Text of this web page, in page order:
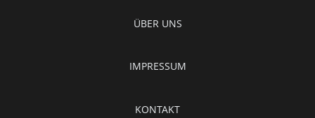
ÜBER UNS
IMPRESSUM
KONTAKT